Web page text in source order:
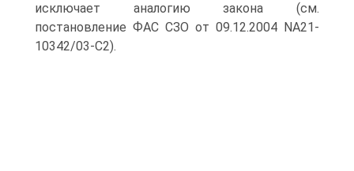
исключает аналогию закона (см.
постановление ФАС СЗО от 09.12.2004 NА21-
10342/03-С2).